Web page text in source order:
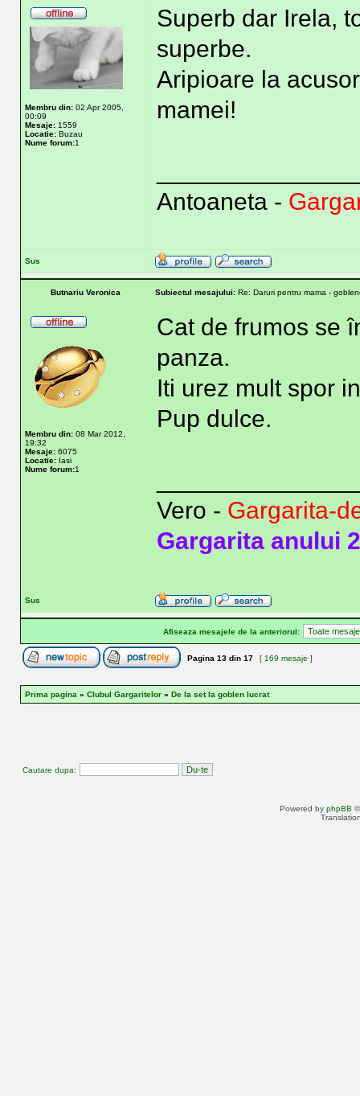
Membru din: 02 Apr 2005,
00:09
Mesaje: 1559
Locatie: Buzau
Nume forum:1
Superb dar Irela,
superbe.
Aripioare la
mamei!
Antoaneta -
Sus
Butnariu Veronica Subiectul mesajului: Re: Daruri pentru mama -
Membru din: 08 Mar 2012,
19:32
Mesaje: 6075
Locatie: Iasi
Nume forum:1
Cat de frumos se
panza.
Iti urez mult spor
Pup dulce.
Vero - Gargarita-
Gargarita anului
Sus
Afiseaza mesajele de la anteriorul:
Pagina 13 din 17 [ 169 mesaje ]
Prima pagina » Clubul Gargaritelor » De la set la goblen lucrat
Cautare dupa:
Powered by phpBB